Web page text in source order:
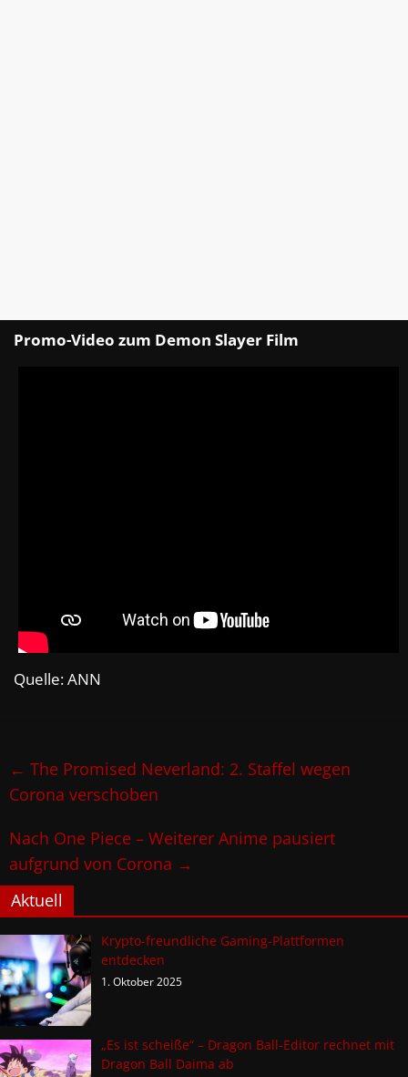
Promo-Video zum Demon Slayer Film
Quelle: ANN
← The Promised Neverland: 2. Staffel wegen
Corona verschoben
Nach One Piece – Weiterer Anime pausiert
aufgrund von Corona →
Aktuell
Krypto-freundliche Gaming-Plattformen
entdecken
1. Oktober 2025
„Es ist scheiße“ – Dragon Ball-Editor rechnet mit
Dragon Ball Daima ab